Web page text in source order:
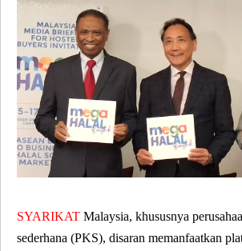
SYARIKAT Malaysia, khususnya
sederhana (PKS), disaran memanfaatkan